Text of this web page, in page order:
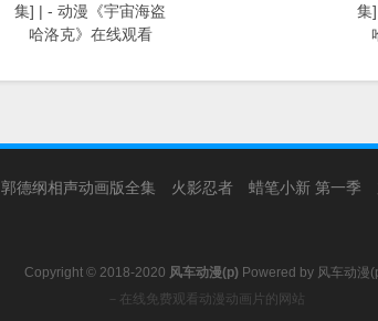
集] | - 动漫《宇宙海盗
哈洛克》在线观看
集
郭德纲相声动画版全集 火影忍者 蜡笔小新 第一季
Copyright © 2018-2020 风车动漫(p) Powered by 风车动漫
－在线免费观看动漫动画片的网站